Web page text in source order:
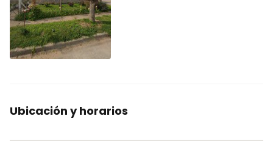
Ubicación y horarios